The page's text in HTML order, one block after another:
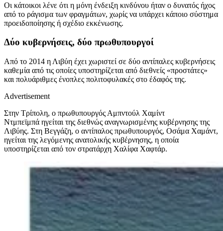
Οι κάτοικοι λένε ότι η μόνη ένδειξη κινδύνου ήταν ο δυνατός ήχος
από το ράγισμα των φραγμάτων, χωρίς να υπάρχει κάποιο σύστημα
προειδοποίησης ή σχέδιο εκκένωσης.
Δύο κυβερνήσεις, δύο πρωθυπουργοί
Από το 2014 η Λιβύη έχει χωριστεί σε δύο αντίπαλες κυβερνήσεις
καθεμία από τις οποίες υποστηρίζεται από διεθνείς «προστάτες»
και πολυάριθμες ένοπλες πολιτοφυλακές στο έδαφός της.
Advertisement
Στην Τρίπολη, ο πρωθυπουργός Αμπντούλ Χαμίντ
Ντμπεϊμπά ηγείται της διεθνώς αναγνωρισμένης κυβέρνησης της
Λιβύης. Στη Βεγγάζη, ο αντίπαλος πρωθυπουργός, Οσάμα Χαμάντ,
ηγείται της λεγόμενης ανατολικής κυβέρνησης, η οποία
υποστηρίζεται από τον στρατάρχη Χαλίφα Χαφτάρ.